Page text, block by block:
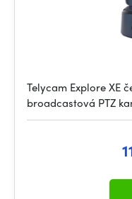
Telycam Explore XE
broadcastová PTZ